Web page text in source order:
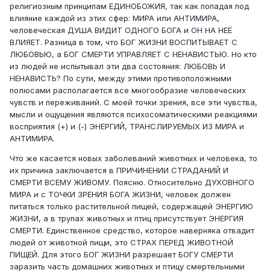
религиозным принципам ЕДИНОБОЖИЯ, так как попадая под
влияние каждой из этих сфер: МИРА или АНТИМИРА,
человеческая ДУША ВИДИТ ОДНОГО БОГА и ОН НА НЕЁ
ВЛИЯЕТ. Разница в том, что БОГ ЖИЗНИ ВОСПИТЫВАЕТ С
ЛЮБОВЬЮ, а БОГ СМЕРТИ УПРАВЛЯЕТ С НЕНАВИСТЬЮ. Но кто
из людей не испытывал эти два состояния: ЛЮБОВЬ И
НЕНАВИСТЬ? По сути, между этими противоположными
полюсами располагается все многообразие человеческих
чувств и переживаний. С моей точки зрения, все эти чувства,
мысли и ощущения являются психосоматическими реакциями
восприятия (+) и (-) ЭНЕРГИЙ, ТРАНСЛИРУЕМЫХ ИЗ МИРА и
АНТИМИРА.
Что же касается новых заболеваний животных и человека, то
их причина заключается в ПРИЧИНЕНИИ СТРАДАНИЙ И
СМЕРТИ ВСЕМУ ЖИВОМУ. Поясню. Относительно ДУХОВНОГО
МИРА и с ТОЧКИ ЗРЕНИЯ БОГА ЖИЗНИ, человек должен
питаться только растительной пищей, содержащей ЭНЕРГИЮ
ЖИЗНИ, а в трупах животных и птиц присутствует ЭНЕРГИЯ
СМЕРТИ. Единственное средство, которое наверняка отвадит
людей от животной пищи, это СТРАХ ПЕРЕД ЖИВОТНОЙ
ПИЩЕЙ. Для этого БОГ ЖИЗНИ разрешает БОГУ СМЕРТИ
заразить часть домашних животных и птицу смертельными